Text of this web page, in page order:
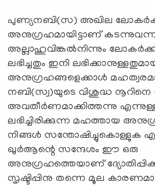
പുണ്യനബി(സ) അഖില
അനുഗ്രഹമായിട്ടാണ്
അല്ലാഹുവിങ്കല്‍നിന്നും
ലഭിച്ചതും ഇനി
അനുഗ്രഹങ്ങളെക്കാള്‍
നബി(സ്വ)യുടെ വിശുദ്ധ
അവതീര്‍ണമാക്കിത്തന്നു
ലഭിച്ചിരിക്കുന്ന മഹത്തായ
നിങ്ങള്‍ സന്തോഷിച്ചുകൊള്ളുക
ഖുര്‍ആന്റെ സന്ദേശം ഈ ഒരു
അനുഗ്രഹത്തെയാണ്
സൃഷ്ടിപ്പിനു തന്നെ മൂല